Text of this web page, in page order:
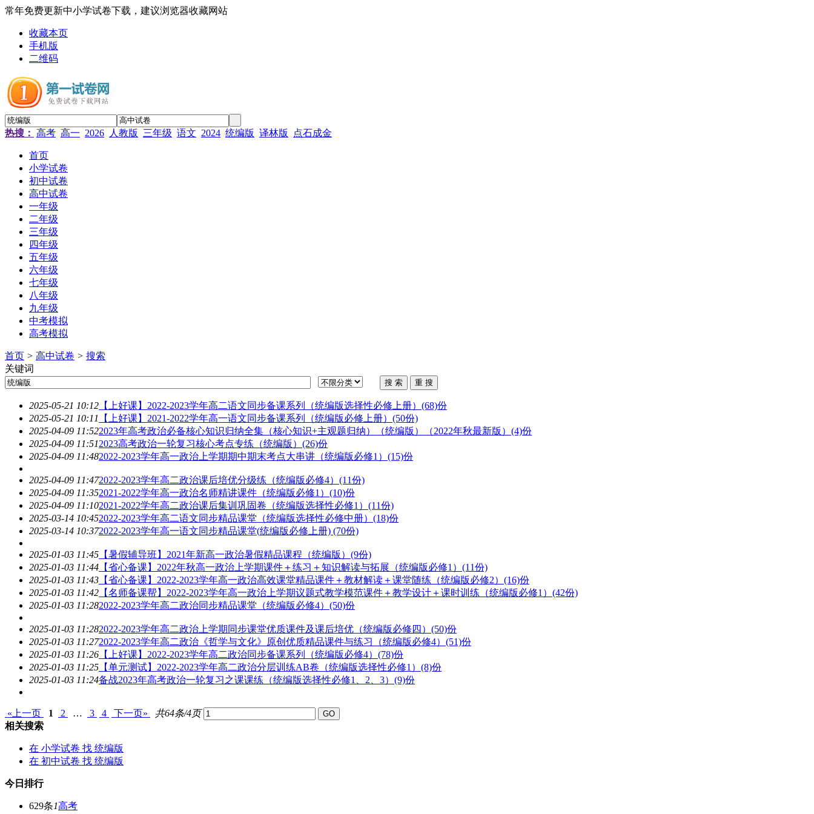
常年免费更新中小学试卷下载，建议浏览器收藏网站
收藏本页
手机版
二维码
热搜： 高考 高一 2026 人教版 三年级 语文 2024 统编版 译林版 点石成金
首页
小学试卷
初中试卷
高中试卷
一年级
二年级
三年级
四年级
五年级
六年级
七年级
八年级
九年级
中考模拟
高考模拟
首页 > 高中试卷 > 搜索
关键词
2025-05-21 10:12 【上好课】2022-2023学年高二语文同步备课系列（统编版选择性必修上册）(68)份
2025-05-21 10:11
【上好课】2021-2022学年高一语文同步备课系列（统编版必修上册）(50份)
2025-04-09 11:522023年高考政治必备核心知识归纳全集（核心知识+主观题归纳）（统编版 ）（2022年秋最新版）(4)份
2025-04-09 11:512023高考政治一轮复习核心考点专练（统编版 ）(26)份
2025-04-09 11:482022-2023学年高一政治上学期期中期末考点大串讲（统编版必修1）(15)份
2025-04-09 11:472022-2023学年高二政治课后培优分级练（统编版必修4）(11份)
2025-04-09 11:352021-2022学年高一政治名师精讲课件（统编版必修1）(10)份
2025-04-09 11:102021-2022学年高二政治课后集训巩固卷（统编版选择性必修1）(11份)
2025-03-14 10:452022-2023学年高二语文同步精品课堂（统编版选择性必修中册）(18)份
2025-03-14 10:372022-2023学年高一语文同步精品课堂(统编版必修上册) (70份)
2025-01-03 11:45 【暑假辅导班】2021年新高一政治暑假精品课程（统编版 ）(9份)
2025-01-03 11:44 【省心备课】2022年秋高一政治上学期课件＋练习＋知识解读与拓展（统编版必修1）(11份)
2025-01-03 11:43 【省心备课】2022-2023学年高一政治高效课堂精品课件＋教材解读＋课堂随练（统编版必修2）(16)份
2025-01-03 11:42 【名师备课帮】2022-2023学年高一政治上学期议题式教学模范课件＋教学设计＋课时训练（统编版必修1）(42份)
2025-01-03 11:282022-2023学年高二政治同步精品课堂（统编版必修4）(50)份
2025-01-03 11:282022-2023学年高二政治上学期同步课堂优质课件及课后培优（统编版必修四）(50)份
2025-01-03 11:272022-2023学年高二政治《哲学与文化》原创优质精品课件与练习（统编版必修4）(51)份
2025-01-03 11:26 【上好课】2022-2023学年高二政治同步备课系列（统编版必修4）(78)份
2025-01-03 11:25 【单元测试】2022-2023学年高二政治分层训练AB卷（统编版选择性必修1）(8)份
2025-01-03 11:24备战2023年高考政治一轮复习之课课练（统编版选择性必修1、2、3）(9)份
«上一页 1 2 … 3 4 下一页»
共64条/4页
相关搜索
在 小学试卷 找 统编版
在 初中试卷 找 统编版
今日排行
629条1高考